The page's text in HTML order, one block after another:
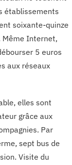
établissements
soixante-quinze
Même Internet,
5 euros
aux réseaux
elles sont
grâce aux
Par
sept bus de
Visite du